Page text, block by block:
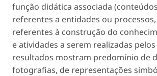
função didática associada
referentes a entidades ou
referentes à construção do
e atividades a serem realizadas
resultados mostram predomínio de
fotografias, de representações